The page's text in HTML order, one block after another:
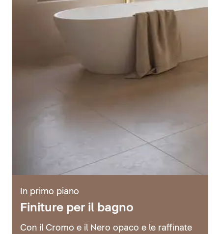
In primo piano
Finiture per il bagno
Con il Cromo e il Nero opaco e le raffinate